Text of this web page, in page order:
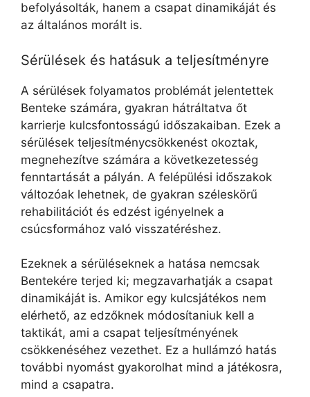
befolyásolták, hanem a csapat dinamikáját és
az általános morált is.
Sérülések és hatásuk a teljesítményre
A sérülések folyamatos problémát jelentettek
Benteke számára, gyakran hátráltatva őt
karrierje kulcsfontosságú időszakaiban. Ezek a
sérülések teljesítménycsökkenést okoztak,
megnehezítve számára a következetesség
fenntartását a pályán. A felépülési időszakok
változóak lehetnek, de gyakran széleskörű
rehabilitációt és edzést igényelnek a
csúcsformához való visszatéréshez.
Ezeknek a sérüléseknek a hatása nemcsak
Bentekére terjed ki; megzavarhatják a csapat
dinamikáját is. Amikor egy kulcsjátékos nem
elérhető, az edzőknek módosítaniuk kell a
taktikát, ami a csapat teljesítményének
csökkenéséhez vezethet. Ez a hullámzó hatás
további nyomást gyakorolhat mind a játékosra,
mind a csapatra.